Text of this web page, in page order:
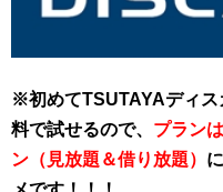
※初めてTSUTAYAディス
料で試せるので、 プラン
ン（見放題＆借り放題）